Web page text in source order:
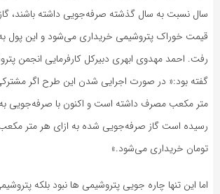
سال نسبت به سال گذشته صرفه‌جویی داشته باشند،
قیمت خوراک پتروشیمی خریداری می‌شود و این پول
رفت. احمد مهدوی ابهری دبیرکل کارفرمایی انجمن
گفته بود:« در صورت اجرایی شدن این طرح اگر
تومان خریداری می‌شود.»
اما این تنها چاره جویی پتروشیمی ها نبود بلکه